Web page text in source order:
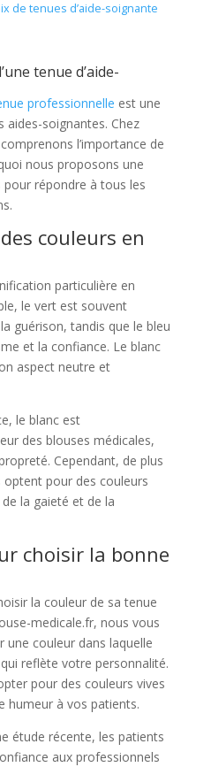
de tenues d’aide-soignante
tenue d’aide-
professionnelle est une
soignantes. Chez
l’importance de
nous proposons une
répondre à tous les
couleurs en
particulière en
le vert est souvent
guérison, tandis que le bleu
et la confiance. Le blanc
aspect neutre et
le blanc est
des blouses médicales,
Cependant, de plus
pour des couleurs
la gaieté et de la
choisir la bonne
la couleur de sa tenue
medicale.fr, nous vous
couleur dans laquelle
reflète votre personnalité.
pour des couleurs vives
humeur à vos patients.
étude récente, les patients
aux professionnels